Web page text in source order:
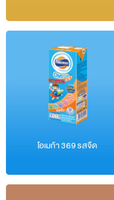
โอเมก้า 369 รสจืด